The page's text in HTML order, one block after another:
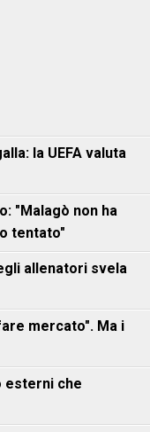
la UEFA valuta
"Malagò non ha
tentato"
allenatori svela
mercato". Ma i
esterni che